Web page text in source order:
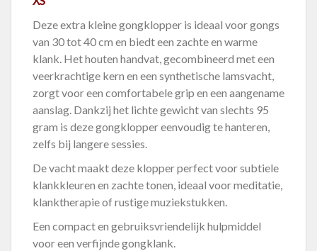
Deze extra kleine gongklopper is ideaal voor gongs
van 30 tot 40 cm en biedt een zachte en warme
klank. Het houten handvat, gecombineerd met een
veerkrachtige kern en een synthetische lamsvacht,
zorgt voor een comfortabele grip en een aangename
aanslag. Dankzij het lichte gewicht van slechts 95
gram is deze gongklopper eenvoudig te hanteren,
zelfs bij langere sessies.
De vacht maakt deze klopper perfect voor subtiele
klankkleuren en zachte tonen, ideaal voor meditatie,
klanktherapie of rustige muziekstukken.
Een compact en gebruiksvriendelijk hulpmiddel
voor een verfijnde gongklank.